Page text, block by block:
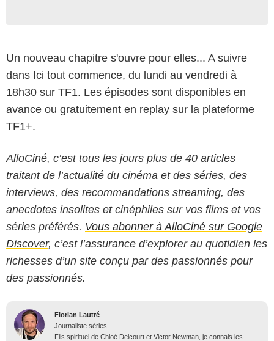
Un nouveau chapitre s'ouvre pour elles... A suivre
dans Ici tout commence, du lundi au vendredi à
18h30 sur TF1. Les épisodes sont disponibles en
avance ou gratuitement en replay sur la plateforme
TF1+.
AlloCiné, c’est tous les jours plus de 40 articles
traitant de l’actualité du cinéma et des séries, des
interviews, des recommandations streaming, des
anecdotes insolites et cinéphiles sur vos films et vos
séries préférés. Vous abonner à AlloCiné sur Google
Discover, c’est l’assurance d’explorer au quotidien les
richesses d’un site conçu par des passionnés pour
des passionnés.
Florian Lautré
Journaliste séries
Fils spirituel de Chloé Delcourt et Victor Newman, je connais les